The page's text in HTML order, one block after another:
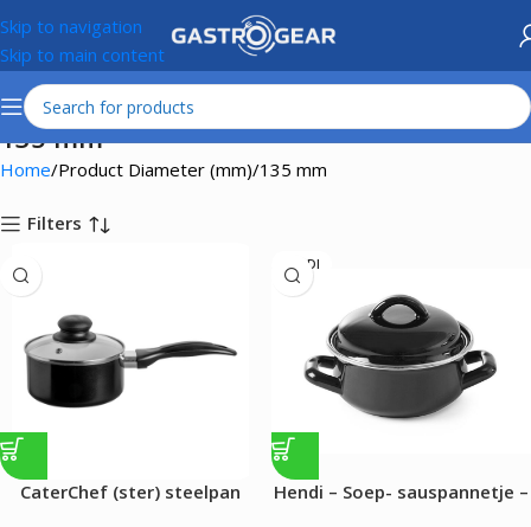
Skip to navigation
Skip to main content
135 mm
Home Product Diameter (mm) 135 mm
Filters
CaterChef (ster) steelpan
HENDI
Hendi – Soep- sauspannetje –